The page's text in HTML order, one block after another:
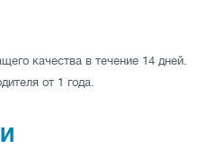
качества в течение 14 дней.
от 1 года.